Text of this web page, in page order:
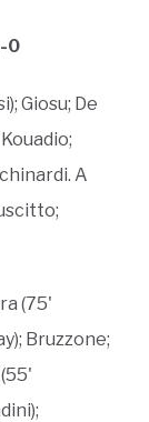
0
Giosu; De
A
(75'
Bruzzone;